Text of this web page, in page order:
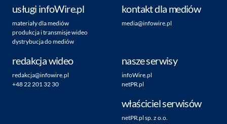
usługi infoWire.pl
materiały dla mediów
produkcja i transmisje wideo
dystrybucja do mediów
kontakt dla mediów
media@infowire.pl
redakcja wideo
redakcja@infowire.pl
+48 22 201 32 30
nasze serwisy
infoWire.pl
netPR.pl
właściciel serwisów
netPR.pl sp. z o.o.